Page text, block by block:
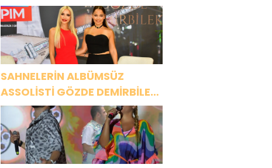
ÖNCESİ 13 AĞUSTOS’TA SON
KEZ HARBİYE’DE OLACAK!
SAHNELERİN ALBÜMSÜZ
ASSOLİSTİ GÖZDE DEMİRBİLEK,
NR1 MAGAZİN’DE: “SON
ASSOLİST OLARAK VAR
OLACAĞIM!”